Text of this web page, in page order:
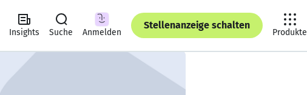
Insights Suche Anmelden
Stellenanzeige schalten
Produkte